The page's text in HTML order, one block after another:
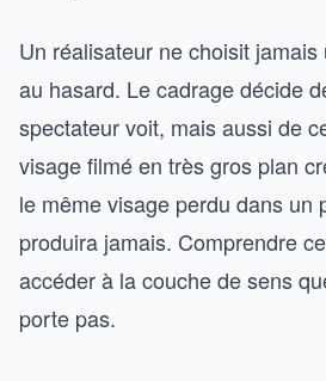
Un réalisateur ne choisit
au hasard. Le cadrage décide
spectateur voit, mais aussi de
visage filmé en très gros plan
le même visage perdu dans un
produira jamais. Comprendre
accéder à la couche de sens
porte pas.